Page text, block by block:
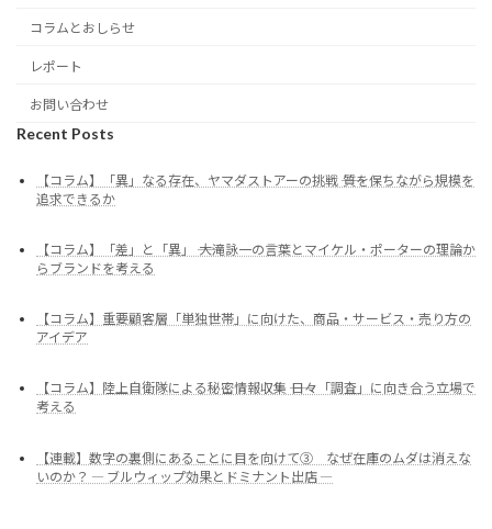
コラムとおしらせ
レポート
お問い合わせ
Recent Posts
【コラム】「異」なる存在、ヤマダストアーの挑戦 ―― 質を保ちながら規模を
追求できるか
【コラム】「差」と「異」 ―― 大滝詠一の言葉とマイケル・ポーターの理論か
らブランドを考える
【コラム】重要顧客層「単独世帯」に向けた、商品・サービス・売り方の
アイデア
【コラム】陸上自衛隊による秘密情報収集 ―― 日々「調査」に向き合う立場で
考える
【連載】数字の裏側にあることに目を向けて③ なぜ在庫のムダは消えな
いのか？ ― ブルウィップ効果とドミナント出店 ―